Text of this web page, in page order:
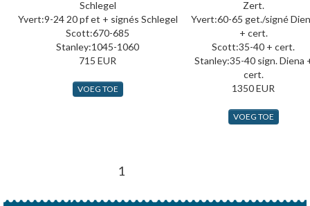
Schlegel
Yvert:9-24 20 pf et + signés Schlegel
Scott:670-685
Stanley:1045-1060
715 EUR
VOEG TOE
Zert.
Yvert:60-65 get./signé
+ cert.
Scott:35-40 + cert.
Stanley:35-40 sign. Diena
cert.
1350 EUR
VOEG TOE
1